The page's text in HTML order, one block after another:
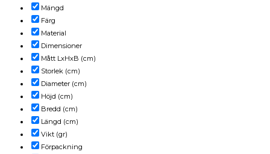
Mängd
Färg
Material
Dimensioner
Mått LxHxB (cm)
Storlek (cm)
Diameter (cm)
Höjd (cm)
Bredd (cm)
Längd (cm)
Vikt (gr)
Förpackning